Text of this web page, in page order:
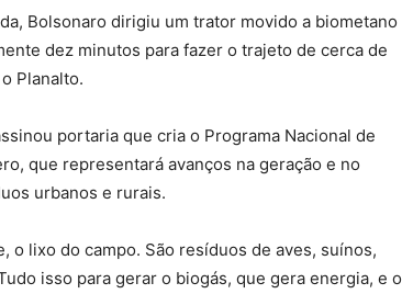
Bolsonaro dirigiu um trator movido a biometano
dez minutos para fazer o trajeto de cerca de
Planalto.
portaria que cria o Programa Nacional de
que representará avanços na geração e no
urbanos e rurais.
o lixo do campo. São resíduos de aves, suínos,
isso para gerar o biogás, que gera energia, e o